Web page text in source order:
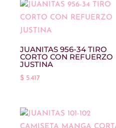
JUANITAS 956-34 TIRO
CORTO CON REFUERZO
JUSTINA
$ 5.417